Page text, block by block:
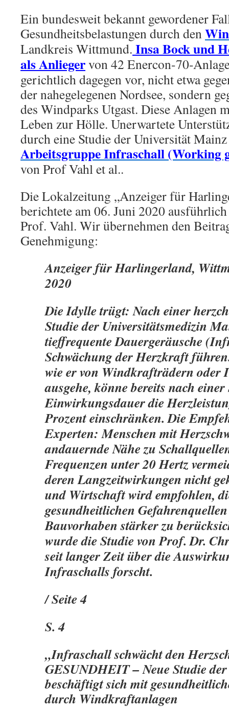
Ein bundesweit bekannt gewordener
Gesundheitsbelastungen durch den
Landkreis Wittmund. Insa Bock und
als Anliegervon 42 Enercon-70-
gerichtlich dagegen vor, nicht etwa
der nahegelegenen Nordsee, sondern
des Windparks Utgast. Diese Anlagen
Leben zur Hölle. Unerwartete
durch eine Studie der Universität
Arbeitsgruppe Infraschall (Working
von Prof Vahl et al..
Die Lokalzeitung „Anzeiger für
berichtete am 06. Juni 2020
Prof. Vahl. Wir übernehmen den
Genehmigung:
Anzeiger für Harlingerland,
2020
Die Idylle trügt: Nach einer
Studie der Universitätsmedizin
tieffrequente Dauergeräusche
Schwächung der Herzkraft
wie er von Windkrafträdern oder
ausgehe, könne bereits nach
Einwirkungsdauer die
Prozent einschränken. Die
Experten: Menschen mit
andauernde Nähe zu
Frequenzen unter 20 Hertz
deren Langzeitwirkungen nicht
und Wirtschaft wird empfohlen,
gesundheitlichen
Bauvorhaben stärker zu
wurde die Studie von Prof. Dr.
seit langer Zeit über die
Infraschalls forscht.
/ Seite 4
S. 4
„Infraschall schwächt den
GESUNDHEIT – Neue Studie
beschäftigt sich mit
durch Windkraftanlagen